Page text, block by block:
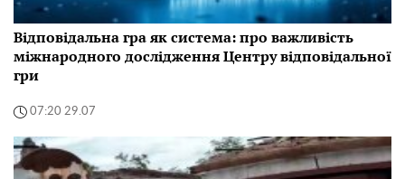
Відповідальна гра як система: про важливість
міжнародного дослідження Центру відповідальної
гри
07:20 29.07